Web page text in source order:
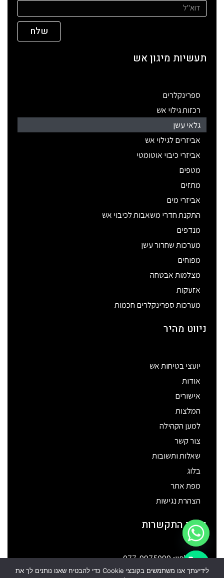
שלח
תעשיות מיגון אש
ספרינקלרים
רכזות גילוי אש
גלאי עשן
אביזרים לגילוי אש
אביזרי כיבוי אוטומטי
מטפים
מתזים
אביזרי מים
התקנת חדרי משאבות לכיבוי אש
מנדפים
מערכות שחרור עשן
מפוחים
מצלמות אבטחה
אזעקות
מערכות ספרינקלרים חכמות
ניווט מהיר
יועצי בטיחות אש
אודות
אישורים
המלצות
למען הקהילה
צור קשר
שאלות ותשובות
בלוג
מפת אתר
הצהרת נגישות
פרטי התקשרות
טלפון: 077-9975099
כתובת: רח' הכישור 51 חולון
לידיעתך אנו משתמשים בקובצי Cookie כדי להבטיח שאנו נותנים לך את
chaty